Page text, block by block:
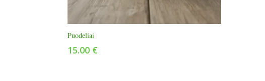
Puodeliai
15.00 €